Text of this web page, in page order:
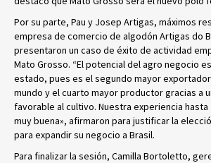
Por su parte, Pau y Josep Artigas, máximos
empresa de comercio de algodón Artigas do
presentaron un caso de éxito de actividad
Mato Grosso. “El potencial del agro negocio
estado, pues es el segundo mayor
mundo y el cuarto mayor productor gracias a
favorable al cultivo. Nuestra experiencia
muy buena», afirmaron para justificar la
para expandir su negocio a Brasil.
Para finalizar la sesión, Camilla Bortoletto,